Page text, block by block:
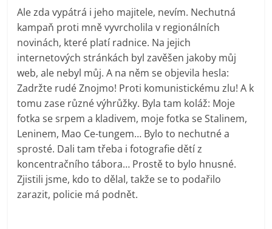
Ale zda vypátrá i jeho majitele, nevím. Nechutná
kampaň proti mně vyvrcholila v regionálních
novinách, které platí radnice. Na jejich
internetových stránkách byl zavěšen jakoby můj
web, ale nebyl můj. A na něm se objevila hesla:
Zadržte rudé Znojmo! Proti komunistickému zlu! A k
tomu zase různé výhrůžky. Byla tam koláž: Moje
fotka se srpem a kladivem, moje fotka se Stalinem,
Leninem, Mao Ce-tungem… Bylo to nechutné a
sprosté. Dali tam třeba i fotografie dětí z
koncentračního tábora… Prostě to bylo hnusné.
Zjistili jsme, kdo to dělal, takže se to podařilo
zarazit, policie má podnět.